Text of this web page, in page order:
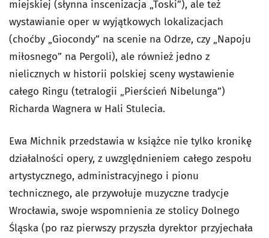
miejskiej (słynna inscenizacja „Toski”), ale też
wystawianie oper w wyjątkowych lokalizacjach
(choćby „Giocondy” na scenie na Odrze, czy „Napoju
miłosnego” na Pergoli), ale również jedno z
nielicznych w historii polskiej sceny wystawienie
całego Ringu (tetralogii „Pierścień Nibelunga”)
Richarda Wagnera w Hali Stulecia.
Ewa Michnik przedstawia w książce nie tylko kronikę
działalności opery, z uwzględnieniem całego zespołu
artystycznego, administracyjnego i pionu
technicznego, ale przywołuje muzyczne tradycje
Wrocławia, swoje wspomnienia ze stolicy Dolnego
Śląska (po raz pierwszy przyszła dyrektor przyjechała